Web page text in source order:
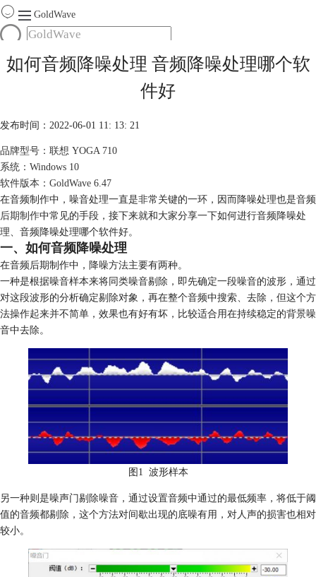
GoldWave
首页
产品
购买
如何音频降噪处理 音频降噪处理哪个软
件好
发布时间：2022-06-01 11: 13: 21
品牌型号：联想 YOGA 710
系统：Windows 10
软件版本：GoldWave 6.47
在音频制作中，噪音处理一直是非常关键的一环，因而降噪处理也是音频
后期制作中常见的手段，接下来就和大家分享一下如何进行音频降噪处
理、音频降噪处理哪个软件好。
一、如何音频降噪处理
在音频后期制作中，降噪方法主要有两种。
一种是根据噪音样本来将同类噪音剔除，即先确定一段噪音的波形，通过
对这段波形的分析确定剔除对象，再在整个音频中搜索、去除，但这个方
法操作起来并不简单，效果也有好有坏，比较适合用在持续稳定的背景噪
音中去除。
图1 波形样本
另一种则是噪声门剔除噪音，通过设置音频中通过的最低频率，将低于阈
值的音频都剔除，这个方法对间歇出现的底噪有用，对人声的损害也相对
较小。